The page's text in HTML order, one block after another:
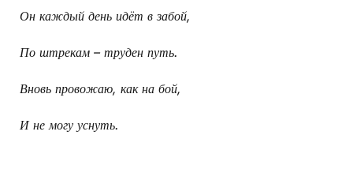
Он каждый день идёт в забой,
По штрекам – труден путь.
Вновь провожаю, как на бой,
И не могу уснуть.